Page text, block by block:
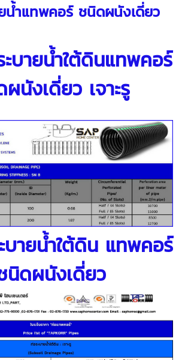
น้ำแทพคอร์ ชนิดผนังเดี่ยว
บายน้ำใต้ดินแทพคอร์
นังเดี่ยว เจาะรู
บายน้ำใต้ดิน แทพคอร์
นิดผนังเดี่ยว